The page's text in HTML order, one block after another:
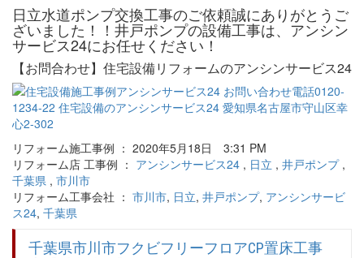
日立水道ポンプ交換工事のご依頼誠にありがとうご
ざいました！！井戸ポンプの設備工事は、アンシン
サービス24にお任せください！
【お問合わせ】住宅設備リフォームのアンシンサービス24
リフォーム施工事例 ： 2020年5月18日 3:31 PM
リフォーム店 工事例 ： アンシンサービス24 , 日立 , 井戸ポンプ,
千葉県 , 市川市
リフォーム工事会社 ： 市川市, 日立, 井戸ポンプ, アンシンサービ
ス24, 千葉県
千葉県市川市フクビフリーフロアCP置床工事